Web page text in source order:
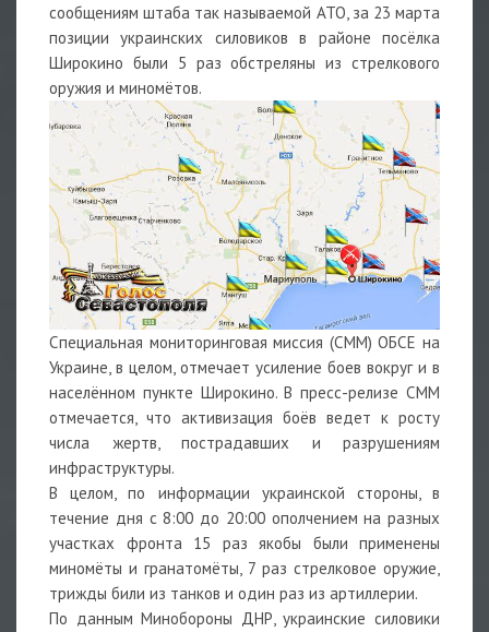
сообщениям штаба так называемой АТО, за 23 марта
позиции украинских силовиков в районе посёлка
Широкино были 5 раз обстреляны из стрелкового
оружия и миномётов.
Специальная мониторинговая миссия (СММ) ОБСЕ на
Украине, в целом, отмечает усиление боев вокруг и в
населённом пункте Широкино. В пресс-релизе СММ
отмечается, что активизация боёв ведет к росту
числа жертв, пострадавших и разрушениям
инфраструктуры.
В целом, по информации украинской стороны, в
течение дня с 8:00 до 20:00 ополчением на разных
участках фронта 15 раз якобы были применены
миномёты и гранатомёты, 7 раз стрелковое оружие,
трижды били из танков и один раз из артиллерии.
По данным Минобороны ДНР, украинские силовики